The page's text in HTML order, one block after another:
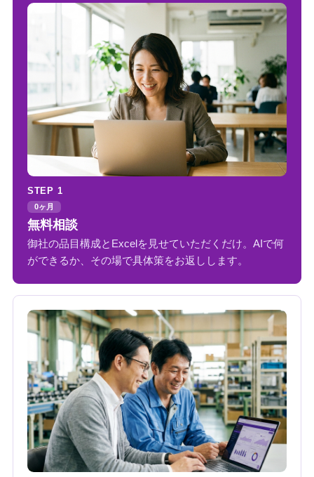
STEP 1
0ヶ月
無料相談
御社の品目構成とExcelを見せていただくだけ。AIで何
ができるか、その場で具体策をお返しします。